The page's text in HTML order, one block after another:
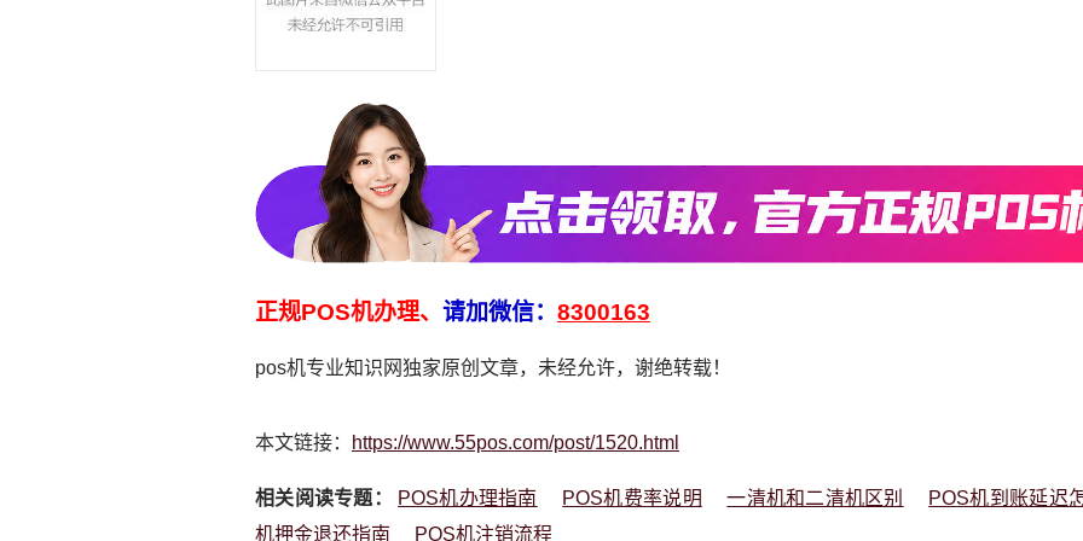
正规POS机办理、 请加微信： 8300163
pos机专业知识网独家原创文章，未经允许，谢绝转载！
本文链接： https://www.55pos.com/post/1520.html
相关阅读专题： POS机办理指南 POS机费率说明 一清机和二清机区别
POS机到账延迟
机押金退还指南
POS机注销流程